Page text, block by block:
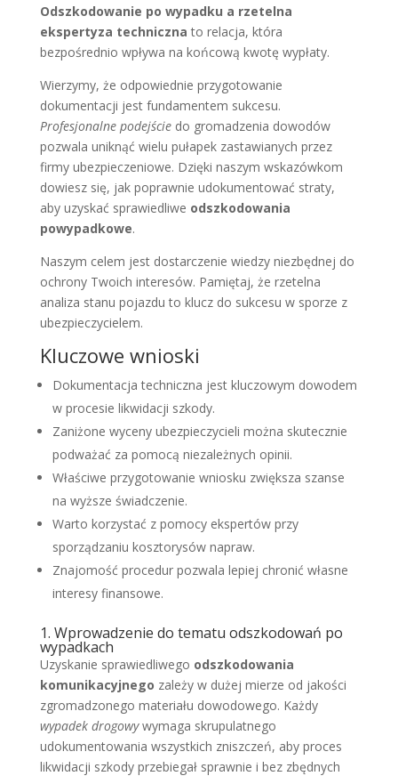
Odszkodowanie po wypadku a rzetelna
ekspertyza techniczna to relacja, która
bezpośrednio wpływa na końcową kwotę wypłaty.
Wierzymy, że odpowiednie przygotowanie
dokumentacji jest fundamentem sukcesu.
Profesjonalne podejściedo gromadzenia dowodów
pozwala uniknąć wielu pułapek zastawianych przez
firmy ubezpieczeniowe. Dzięki naszym wskazówkom
dowiesz się, jak poprawnie udokumentować straty,
aby uzyskać sprawiedliwe odszkodowania
powypadkowe.
Naszym celem jest dostarczenie wiedzy niezbędnej do
ochrony Twoich interesów. Pamiętaj, że rzetelna
analiza stanu pojazdu to klucz do sukcesu w sporze z
ubezpieczycielem.
Kluczowe wnioski
Dokumentacja techniczna jest kluczowym dowodem
w procesie likwidacji szkody.
Zaniżone wyceny ubezpieczycieli można skutecznie
podważać za pomocą niezależnych opinii.
Właściwe przygotowanie wniosku zwiększa szanse
na wyższe świadczenie.
Warto korzystać z pomocy ekspertów przy
sporządzaniu kosztorysów napraw.
Znajomość procedur pozwala lepiej chronić własne
interesy finansowe.
1. Wprowadzenie do tematu odszkodowań po
wypadkach
Uzyskanie sprawiedliwego odszkodowania
komunikacyjnego zależy w dużej mierze od jakości
zgromadzonego materiału dowodowego. Każdy
wypadek drogowywymaga skrupulatnego
udokumentowania wszystkich zniszczeń, aby proces
likwidacji szkody przebiegał sprawnie i bez zbędnych